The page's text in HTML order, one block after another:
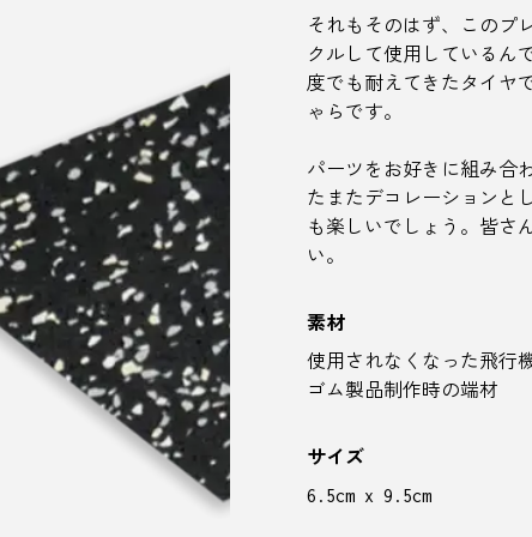
それもそのはず、このプ
クルして使用しているん
度でも耐えてきたタイヤ
ゃらです。
パーツをお好きに組み合
たまたデコレーションと
も楽しいでしょう。皆さ
い。
素材
使用されなくなった飛行
ゴム製品制作時の端材
サイズ
6.5cm x 9.5cm